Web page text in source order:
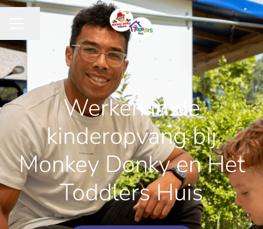
CARRIÈREMENU
Pagina delen
Werken in de
kinderopvang bij
Monkey Donky en Het
Toddlers Huis